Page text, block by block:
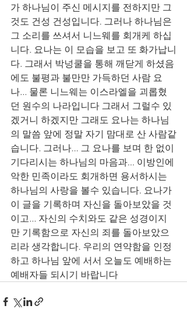
가 하나님이 주신 메시지를 전하지만 그
것도 건성 건성입니다. 그러나 하나님은
그 소리를 쓰셔서 니느웨를 회개케 하십
니다. 요나는 이 모습을 보고 또 화가납니
다. 그래서 박넝쿨을 통해 깨닫게 하셨음
에도 불평과 불만만 가득하던 사람 요
나... 물론 니느웨는 이스라엘을 괴롭혔
던 원수의 나라입니다 그래서 그럴수 있
겠거니 하겠지만 그래도 요나는 하나님
의 말씀 앞에 정말 자기 맘대로 산 사람같
습니다. 그러나... 그 요나를 보며 한 없이
기다리시는 하나님의 마음과... 이방인에
악한 민족이라도 회개하면 용서하시는
하나님의 사랑을 볼수 있습니다. 요나가
이 글을 기록하며 자신을 돌아보았을 것
이고... 자신의 수치와도 같은 성경이지
만 기록함으로 자신의 죄를 돌아보았으
리라 생각합니다. 우리의 연약함을 인정
하고 하나님 앞에 서서 오늘도 예배하는
예배자들 되시기 바랍니다